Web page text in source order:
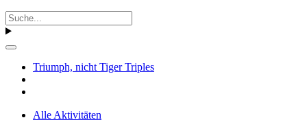
Triumph, nicht Tiger Triples
Alle Aktivitäten